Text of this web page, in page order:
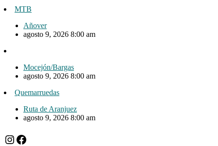
MTB
Añover
agosto 9, 2026 8:00 am
Mocejón/Bargas
agosto 9, 2026 8:00 am
Quemarruedas
Ruta de Aranjuez
agosto 9, 2026 8:00 am
Instagram
Facebook